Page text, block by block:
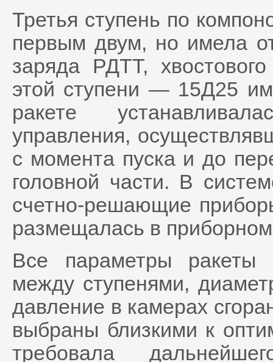
Третья ступень по
первым двум, но имела
заряда РДТТ,
этой ступени — 15Д25
ракете
управления,
с момента пуска и до
головной части. В
счетно-решающие
размещалась в приборном
Все параметры ракеты
между ступенями,
давление в камерах
выбраны близкими к
требовала